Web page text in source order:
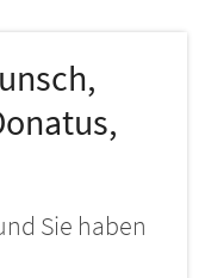
Sie haben